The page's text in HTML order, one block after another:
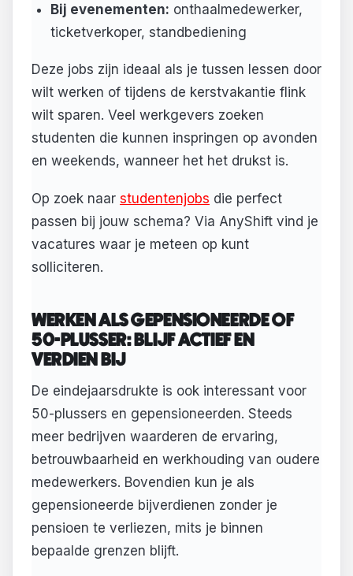
Bij evenementen: onthaalmedewerker,
ticketverkoper, standbediening
Deze jobs zijn ideaal als je tussen lessen door
wilt werken of tijdens de kerstvakantie flink
wilt sparen. Veel werkgevers zoeken
studenten die kunnen inspringen op avonden
en weekends, wanneer het het drukst is.
Op zoek naar studentenjobs die perfect
passen bij jouw schema? Via AnyShift vind je
vacatures waar je meteen op kunt
solliciteren.
WERKEN ALS GEPENSIONEERDE OF
50-PLUSSER: BLIJF ACTIEF EN
VERDIEN BIJ
De eindejaarsdrukte is ook interessant voor
50-plussers en gepensioneerden. Steeds
meer bedrijven waarderen de ervaring,
betrouwbaarheid en werkhouding van oudere
medewerkers. Bovendien kun je als
gepensioneerde bijverdienen zonder je
pensioen te verliezen, mits je binnen
bepaalde grenzen blijft.